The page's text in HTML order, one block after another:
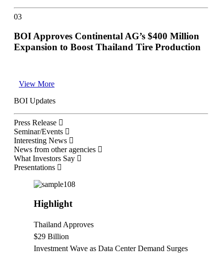
03
BOI Approves Continental AG’s $400 Million
Expansion to Boost Thailand Tire Production
View More
BOI Updates
Press Release
Seminar/Events
Interesting News
News from other agencies
What Investors Say
Presentations
Highlight
Thailand Approves
$29 Billion
Investment Wave as Data Center Demand Surges